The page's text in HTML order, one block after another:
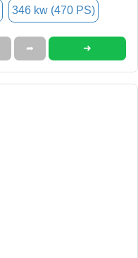
346 kw (470 PS)
➦ ➜